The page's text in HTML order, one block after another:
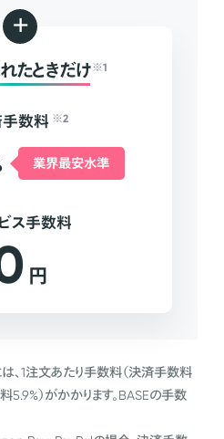
+
たときだけ ※1
数料 ※2
業界最安水準
ス手数料
円
、1注文あたり手数料（決済手数料
）がかかります。BASEの手数